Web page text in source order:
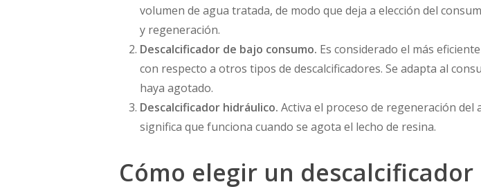
volumen de agua tratada, de modo que deja a elección del
y regeneración.
Descalcificador de bajo consumo. Es considerado el más
con respecto a otros tipos de descalcificadores. Se adapta al
haya agotado.
Descalcificador hidráulico.Activa el proceso de regeneración
significa que funciona cuando se agota el lecho de resina.
Cómo elegir un